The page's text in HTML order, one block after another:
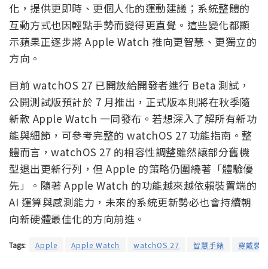
化，提供更即時、更個人化的運動建議；系統整體的
互動方式也因輕點手勢而變得更直覺。這些變化都顯
示蘋果正逐步將 Apple Watch 推向更智慧、更獨立的
方向。
目前 watchOS 27 已開放給開發者進行 Beta 測試，
公開測試版預計於 7 月推出，正式版本則將在秋季隨
新款 Apple Watch 一同發布。若想深入了解所有新功
能與細節，可參考完整的 watchOS 27 功能指南。整
體而言，watchOS 27 的相容性調整雖然讓部分舊機
型退出更新行列，但 Apple 的策略仍圍繞著「體驗優
先」。隨著 Apple Watch 的功能越來越依賴裝置端的
AI 運算與感測能力，未來的系統更新勢必也會持續朝
向新硬體最佳化的方向前進。
Tags: Apple Apple Watch watchOS 27 智慧手錶 穿戴裝